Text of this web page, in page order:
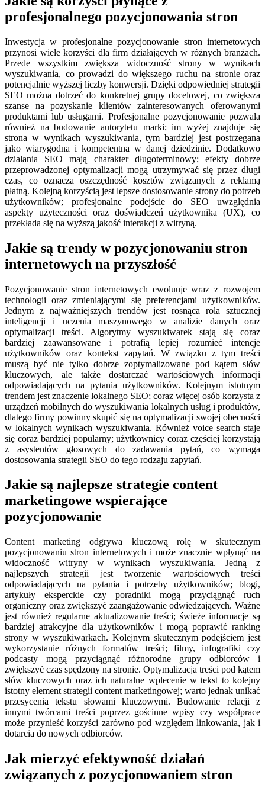
profesjonalnego pozycjonowania stron
Inwestycja w profesjonalne pozycjonowanie stron internetowych
przynosi wiele korzyści dla firm działających w różnych branżach.
Przede wszystkim zwiększa widoczność strony w wynikach
wyszukiwania, co prowadzi do większego ruchu na stronie oraz
potencjalnie wyższej liczby konwersji. Dzięki odpowiedniej strategii
SEO można dotrzeć do konkretnej grupy docelowej, co zwiększa
szanse na pozyskanie klientów zainteresowanych oferowanymi
produktami lub usługami. Profesjonalne pozycjonowanie pozwala
również na budowanie autorytetu marki; im wyżej znajduje się
strona w wynikach wyszukiwania, tym bardziej jest postrzegana
jako wiarygodna i kompetentna w danej dziedzinie. Dodatkowo
działania SEO mają charakter długoterminowy; efekty dobrze
przeprowadzonej optymalizacji mogą utrzymywać się przez długi
czas, co oznacza oszczędność kosztów związanych z reklamą
płatną. Kolejną korzyścią jest lepsze dostosowanie strony do potrzeb
użytkowników; profesjonalne podejście do SEO uwzględnia
aspekty użyteczności oraz doświadczeń użytkownika (UX), co
przekłada się na wyższą jakość interakcji z witryną.
Jakie są trendy w pozycjonowaniu stron
internetowych na przyszłość
Pozycjonowanie stron internetowych ewoluuje wraz z rozwojem
technologii oraz zmieniającymi się preferencjami użytkowników.
Jednym z najważniejszych trendów jest rosnąca rola sztucznej
inteligencji i uczenia maszynowego w analizie danych oraz
optymalizacji treści. Algorytmy wyszukiwarek stają się coraz
bardziej zaawansowane i potrafią lepiej rozumieć intencje
użytkowników oraz kontekst zapytań. W związku z tym treści
muszą być nie tylko dobrze zoptymalizowane pod kątem słów
kluczowych, ale także dostarczać wartościowych informacji
odpowiadających na pytania użytkowników. Kolejnym istotnym
trendem jest znaczenie lokalnego SEO; coraz więcej osób korzysta z
urządzeń mobilnych do wyszukiwania lokalnych usług i produktów,
dlatego firmy powinny skupić się na optymalizacji swojej obecności
w lokalnych wynikach wyszukiwania. Również voice search staje
się coraz bardziej popularny; użytkownicy coraz częściej korzystają
z asystentów głosowych do zadawania pytań, co wymaga
dostosowania strategii SEO do tego rodzaju zapytań.
Jakie są najlepsze strategie content
marketingowe wspierające
pozycjonowanie
Content marketing odgrywa kluczową rolę w skutecznym
pozycjonowaniu stron internetowych i może znacznie wpłynąć na
widoczność witryny w wynikach wyszukiwania. Jedną z
najlepszych strategii jest tworzenie wartościowych treści
odpowiadających na pytania i potrzeby użytkowników; blogi,
artykuły eksperckie czy poradniki mogą przyciągnąć ruch
organiczny oraz zwiększyć zaangażowanie odwiedzających. Ważne
jest również regularne aktualizowanie treści; świeże informacje są
bardziej atrakcyjne dla użytkowników i mogą poprawić ranking
strony w wyszukiwarkach. Kolejnym skutecznym podejściem jest
wykorzystanie różnych formatów treści; filmy, infografiki czy
podcasty mogą przyciągnąć różnorodne grupy odbiorców i
zwiększyć czas spędzony na stronie. Optymalizacja treści pod kątem
słów kluczowych oraz ich naturalne wplecenie w tekst to kolejny
istotny element strategii content marketingowej; warto jednak unikać
przesycenia tekstu słowami kluczowymi. Budowanie relacji z
innymi twórcami treści poprzez gościnne wpisy czy współprace
może przynieść korzyści zarówno pod względem linkowania, jak i
dotarcia do nowych odbiorców.
Jak mierzyć efektywność działań
związanych z pozycjonowaniem stron